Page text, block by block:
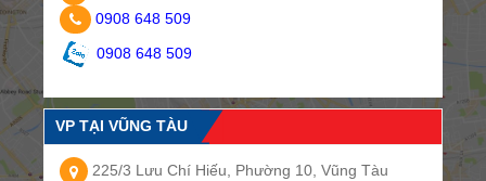
0908 648 509
0908 648 509
VP TẠI VŨNG TÀU
225/3 Lưu Chí Hiếu, Phường 10, Vũng Tàu